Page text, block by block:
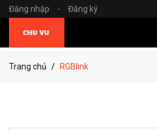
Đăng nhập - Đăng ký
Trang chủ RGBlink